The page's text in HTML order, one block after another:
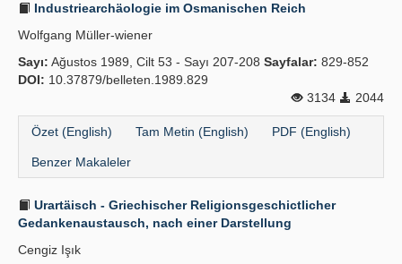
Industriearchäologie im Osmanischen Reich
Wolfgang Müller-wiener
Sayı: Ağustos 1989, Cilt 53 - Sayı 207-208 Sayfalar: 829-852
DOI: 10.37879/belleten.1989.829
3134
2044
Özet (English) Tam Metin (English) PDF (English)
Benzer Makaleler
Urartäisch - Griechischer Religionsgeschictlicher
Gedankenaustausch, nach einer Darstellung
Cengiz Işık